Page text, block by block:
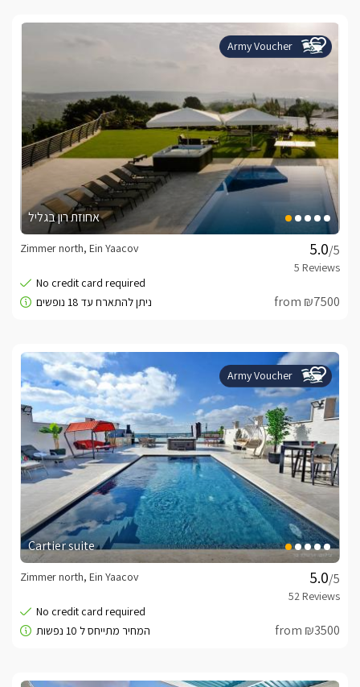
Army Voucher
אחוזת רון בגליל
/5
Zimmer north, Ein Yaacov
from ₪7500
Army Voucher
Cartier suite
/5
Zimmer north, Ein Yaacov
from ₪3500